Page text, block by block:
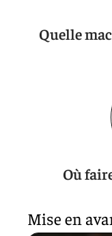
Quelle
Où
Mise en